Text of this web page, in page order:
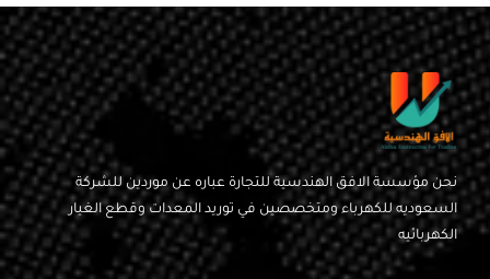
نحن مؤسسة الافق الهندسية للتجارة عباره عن موردين للشركة
السعوديه للكهرباء ومتخصصين في توريد المعدات وقطع الغيار
الكهربائيه